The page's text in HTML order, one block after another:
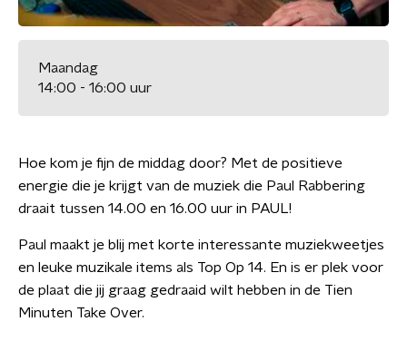
Maandag
14:00 - 16:00 uur
Hoe kom je fijn de middag door? Met de positieve
energie die je krijgt van de muziek die Paul Rabbering
draait tussen 14.00 en 16.00 uur in PAUL!
Paul maakt je blij met korte interessante muziekweetjes
en leuke muzikale items als Top Op 14. En is er plek voor
de plaat die jij graag gedraaid wilt hebben in de Tien
Minuten Take Over.